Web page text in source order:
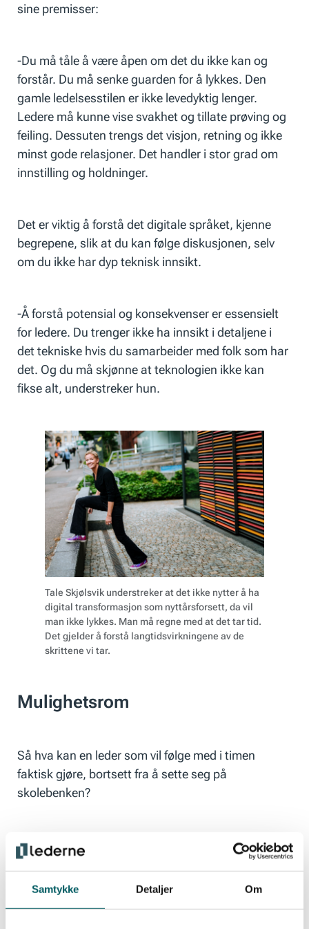
Samtykke Detaljer Om
sine premisser:
-Du må tåle å være åpen om det du ikke kan og
forstår. Du må senke guarden for å lykkes. Den
gamle ledelsesstilen er ikke levedyktig lenger.
Ledere må kunne vise svakhet og tillate prøving og
feiling. Dessuten trengs det visjon, retning og ikke
minst gode relasjoner. Det handler i stor grad om
innstilling og holdninger.
Det er viktig å forstå det digitale språket, kjenne
begrepene, slik at du kan følge diskusjonen, selv
om du ikke har dyp teknisk innsikt.
-Å forstå potensial og konsekvenser er essensielt
for ledere. Du trenger ikke ha innsikt i detaljene i
det tekniske hvis du samarbeider med folk som har
det. Og du må skjønne at teknologien ikke kan
fikse alt, understreker hun.
Tale Skjølsvik understreker at det ikke nytter å ha
digital transformasjon som nyttårsforsett, da vil
man ikke lykkes. Man må regne med at det tar tid.
Det gjelder å forstå langtidsvirkningene av de
skrittene vi tar.
Mulighetsrom
Så hva kan en leder som vil følge med i timen
faktisk gjøre, bortsett fra å sette seg på
skolebenken?
-En som er temmelig blank kan begynne med å lese
om temaet og delta på frokostmøter og andre
arrangementer for å få en første innsikt. Det kan gi
forståelse for språket som brukes knyttes til